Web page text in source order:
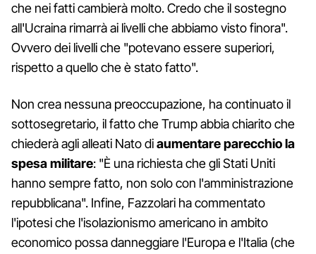
che nei fatti cambierà molto. Credo che il sostegno
all'Ucraina rimarrà ai livelli che abbiamo visto finora".
Ovvero dei livelli che "potevano essere superiori,
rispetto a quello che è stato fatto".
Non crea nessuna preoccupazione, ha continuato il
sottosegretario, il fatto che Trump abbia chiarito che
chiederà agli alleati Nato diaumentare parecchio la
spesa militare: "È una richiesta che gli Stati Uniti
hanno sempre fatto, non solo con l'amministrazione
repubblicana". Infine, Fazzolari ha commentato
l'ipotesi che l'isolazionismo americano in ambito
economico possa danneggiare l'Europa e l'Italia (che